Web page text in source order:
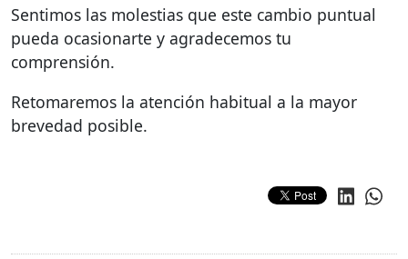
Sentimos las molestias que este cambio puntual
pueda ocasionarte y agradecemos tu
comprensión.
Retomaremos la atención habitual a la mayor
brevedad posible.